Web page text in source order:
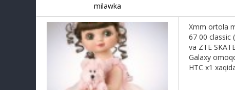
milawka
Xmm ortola
67 00 classic
va ZTE
Galaxy
HTC x1